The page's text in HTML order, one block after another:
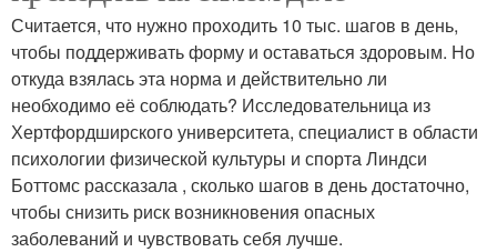
Считается, что нужно проходить 10 тыс. шагов в день,
чтобы поддерживать форму и оставаться здоровым. Но
откуда взялась эта норма и действительно ли
необходимо её соблюдать? Исследовательница из
Хертфордширского университета, специалист в области
психологии физической культуры и спорта Линдси
Боттомс рассказала , сколько шагов в день достаточно,
чтобы снизить риск возникновения опасных
заболеваний и чувствовать себя лучше.